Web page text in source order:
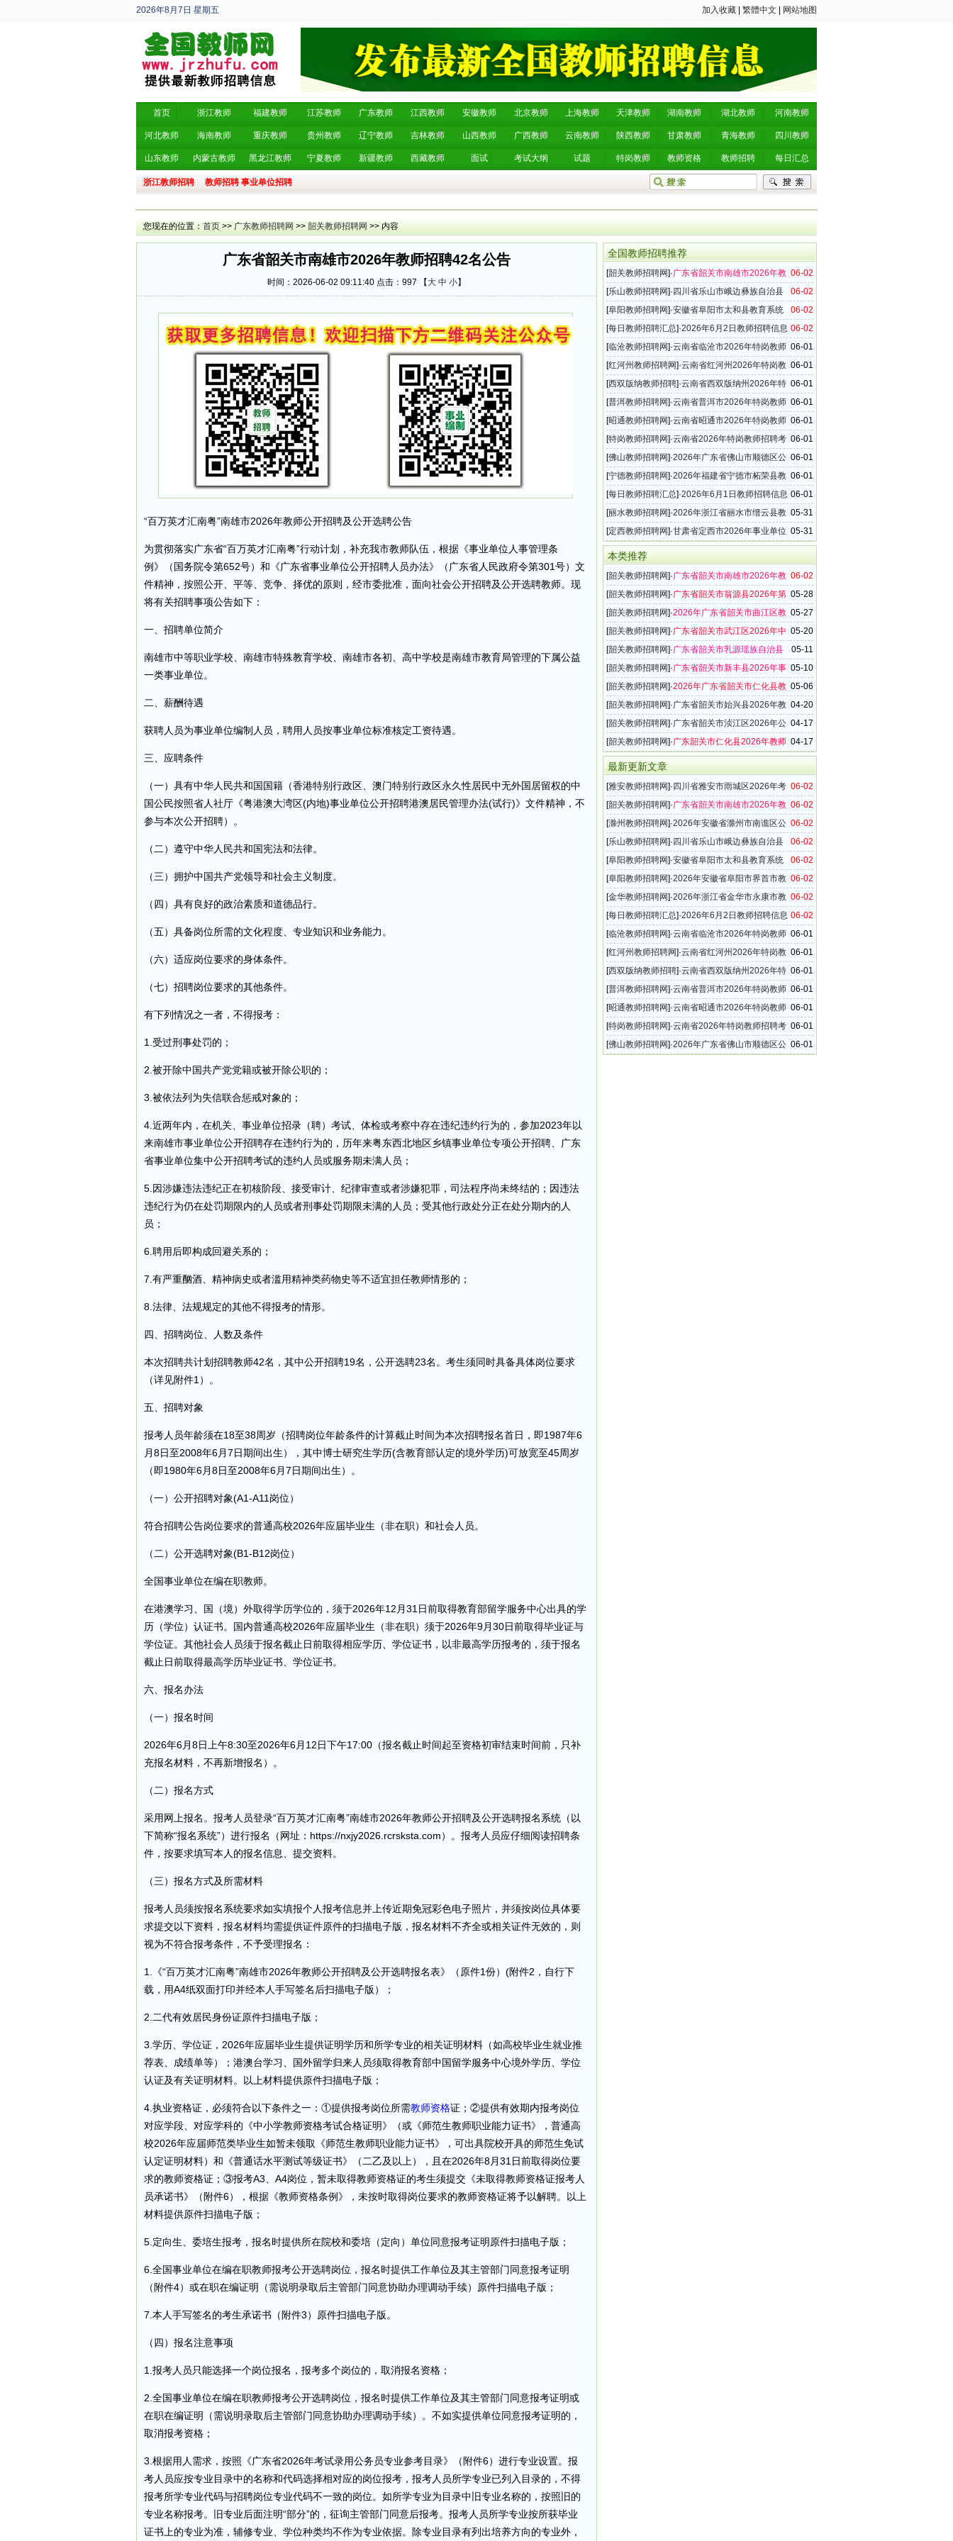
2026年8月7日 星期五
丙午年 六月廿五
加入收藏 繁體中文 网站地图
首页 浙江教师 福建教师 江苏教师 广东教师 江西教师 安徽教师 北京教师 上海教师 天津教师 湖南教师 湖北教师 河南教师
河北教师 海南教师 重庆教师 贵州教师 辽宁教师 吉林教师 山西教师 广西教师 云南教师 陕西教师 甘肃教师 青海教师 四川教师
山东教师 内蒙古教师 黑龙江教师 宁夏教师 新疆教师 西藏教师 面试 考试大纲 试题 特岗教师 教师资格 教师招聘 每日汇总
浙江教师招聘 教师招聘 事业单位招聘
您现在的位置： 首页 >> 广东教师招聘网 >> 韶关教师招聘网 >> 内容
广东省韶关市南雄市2026年教师招聘42名公告
时间：2026-06-02 09:11:40 点击： 997 【 大 中 小】
“百万英才汇南粤”南雄市2026年教师公开招聘及公开选聘公告
为贯彻落实广东省“百万英才汇南粤”行动计划，补充我市教师队伍，根据《事业单位人事管理条
例》（国务院令第652号）和《广东省事业单位公开招聘人员办法》（广东省人民政府令第301号）文
件精神，按照公开、平等、竞争、择优的原则，经市委批准，面向社会公开招聘及公开选聘教师。现
将有关招聘事项公告如下：
一、招聘单位简介
南雄市中等职业学校、南雄市特殊教育学校、南雄市各初、高中学校是南雄市教育局管理的下属公益
一类事业单位。
二、薪酬待遇
获聘人员为事业单位编制人员，聘用人员按事业单位标准核定工资待遇。
三、应聘条件
（一）具有中华人民共和国国籍（香港特别行政区、澳门特别行政区永久性居民中无外国居留权的中
国公民按照省人社厅《粤港澳大湾区(内地)事业单位公开招聘港澳居民管理办法(试行)》文件精神，不
参与本次公开招聘）。
（二）遵守中华人民共和国宪法和法律。
（三）拥护中国共产党领导和社会主义制度。
（四）具有良好的政治素质和道德品行。
（五）具备岗位所需的文化程度、专业知识和业务能力。
（六）适应岗位要求的身体条件。
（七）招聘岗位要求的其他条件。
有下列情况之一者，不得报考：
1.受过刑事处罚的；
2.被开除中国共产党党籍或被开除公职的；
3.被依法列为失信联合惩戒对象的；
4.近两年内，在机关、事业单位招录（聘）考试、体检或考察中存在违纪违约行为的，参加2023年以
来南雄市事业单位公开招聘存在违约行为的，历年来粤东西北地区乡镇事业单位专项公开招聘、广东
省事业单位集中公开招聘考试的违约人员或服务期未满人员；
5.因涉嫌违法违纪正在初核阶段、接受审计、纪律审查或者涉嫌犯罪，司法程序尚未终结的；因违法
违纪行为仍在处罚期限内的人员或者刑事处罚期限未满的人员；受其他行政处分正在处分期内的人
员；
6.聘用后即构成回避关系的；
7.有严重酗酒、精神病史或者滥用精神类药物史等不适宜担任教师情形的；
8.法律、法规规定的其他不得报考的情形。
四、招聘岗位、人数及条件
本次招聘共计划招聘教师42名，其中公开招聘19名，公开选聘23名。考生须同时具备具体岗位要求
（详见附件1）。
五、招聘对象
报考人员年龄须在18至38周岁（招聘岗位年龄条件的计算截止时间为本次招聘报名首日，即1987年6
月8日至2008年6月7日期间出生），其中博士研究生学历(含教育部认定的境外学历)可放宽至45周岁
（即1980年6月8日至2008年6月7日期间出生）。
（一）公开招聘对象(A1-A11岗位）
符合招聘公告岗位要求的普通高校2026年应届毕业生（非在职）和社会人员。
（二）公开选聘对象(B1-B12岗位）
全国事业单位在编在职教师。
在港澳学习、国（境）外取得学历学位的，须于2026年12月31日前取得教育部留学服务中心出具的学
历（学位）认证书。国内普通高校2026年应届毕业生（非在职）须于2026年9月30日前取得毕业证与
学位证。其他社会人员须于报名截止日前取得相应学历、学位证书，以非最高学历报考的，须于报名
截止日前取得最高学历毕业证书、学位证书。
六、报名办法
（一）报名时间
2026年6月8日上午8:30至2026年6月12日下午17:00（报名截止时间起至资格初审结束时间前，只补
充报名材料，不再新增报名）。
（二）报名方式
采用网上报名。报考人员登录“百万英才汇南粤”南雄市2026年教师公开招聘及公开选聘报名系统（以
下简称“报名系统”）进行报名（网址：https://nxjy2026.rcrsksta.com）。报考人员应仔细阅读招聘条
件，按要求填写本人的报名信息、提交资料。
（三）报名方式及所需材料
报考人员须按报名系统要求如实填报个人报考信息并上传近期免冠彩色电子照片，并须按岗位具体要
求提交以下资料，报名材料均需提供证件原件的扫描电子版，报名材料不齐全或相关证件无效的，则
视为不符合报考条件，不予受理报名：
1.《“百万英才汇南粤”南雄市2026年教师公开招聘及公开选聘报名表》（原件1份）(附件2，自行下
载，用A4纸双面打印并经本人手写签名后扫描电子版）；
2.二代有效居民身份证原件扫描电子版；
3.学历、学位证，2026年应届毕业生提供证明学历和所学专业的相关证明材料（如高校毕业生就业推
荐表、成绩单等）；港澳台学习、国外留学归来人员须取得教育部中国留学服务中心境外学历、学位
认证及有关证明材料。以上材料提供原件扫描电子版；
4.执业资格证，必须符合以下条件之一：①提供报考岗位所需教师资格证；②提供有效期内报考岗位
对应学段、对应学科的《中小学教师资格考试合格证明》（或《师范生教师职业能力证书》，普通高
校2026年应届师范类毕业生如暂未领取《师范生教师职业能力证书》，可出具院校开具的师范生免试
认定证明材料）和《普通话水平测试等级证书》（二乙及以上），且在2026年8月31日前取得岗位要
求的教师资格证；③报考A3、A4岗位，暂未取得教师资格证的考生须提交《未取得教师资格证报考人
员承诺书》（附件6），根据《教师资格条例》，未按时取得岗位要求的教师资格证将予以解聘。以上
材料提供原件扫描电子版；
5.定向生、委培生报考，报名时提供所在院校和委培（定向）单位同意报考证明原件扫描电子版；
6.全国事业单位在编在职教师报考公开选聘岗位，报名时提供工作单位及其主管部门同意报考证明
（附件4）或在职在编证明（需说明录取后主管部门同意协助办理调动手续）原件扫描电子版；
7.本人手写签名的考生承诺书（附件3）原件扫描电子版。
（四）报名注意事项
1.报考人员只能选择一个岗位报名，报考多个岗位的，取消报名资格；
2.全国事业单位在编在职教师报考公开选聘岗位，报名时提供工作单位及其主管部门同意报考证明或
在职在编证明（需说明录取后主管部门同意协助办理调动手续）。不如实提供单位同意报考证明的，
取消报考资格；
3.根据用人需求，按照《广东省2026年考试录用公务员专业参考目录》（附件6）进行专业设置。报
考人员应按专业目录中的名称和代码选择相对应的岗位报考，报考人员所学专业已列入目录的，不得
报考所学专业代码与招聘岗位专业代码不一致的岗位。如所学专业为目录中旧专业名称的，按照旧的
专业名称报考。旧专业后面注明“部分”的，征询主管部门同意后报考。报考人员所学专业按所获毕业
证书上的专业为准，辅修专业、学位种类均不作为专业依据。除专业目录有列出培养方向的专业外，
全国教师招聘推荐
06-02
[韶关教师招聘网]·广东省韶关市南雄市2026年教
师招聘42名公告
06-02
[乐山教师招聘网]· 四川省乐山市峨边彝族自治县
2026年上半年公开考核招聘教师公告
06-02
[阜阳教师招聘网]·安徽省阜阳市太和县教育系统
2026年教师招聘30名公告
06-02
[每日教师招聘汇总]·2026年6月2日教师招聘信息
汇总（28条）
06-01
[临沧教师招聘网]·云南省临沧市2026年特岗教师
招聘考试的公告
06-01
[红河州教师招聘网]·云南省红河州2026年特岗教
师招聘考试的公告
06-01
[西双版纳教师招聘]·云南省西双版纳州2026年特
岗教师招聘考试的公告
06-01
[普洱教师招聘网]·云南省普洱市2026年特岗教师
招聘考试的公告
06-01
[昭通教师招聘网]·云南省昭通市2026年特岗教师
招聘考试的公告
06-01
[特岗教师招聘网]·云南省2026年特岗教师招聘考
试的公告
06-01
[佛山教师招聘网]·2026年广东省佛山市顺德区公
办中小学教师招聘89名公告
06-01
[宁德教师招聘网]·2026年福建省宁德市柘荣县教
育局下属学校教师招聘公告（二）
06-01
[每日教师招聘汇总]·2026年6月1日教师招聘信息
汇总（25条）
05-31
[丽水教师招聘网]·2026年浙江省丽水市缙云县教
育局下属学校教师招聘7名公告
05-31
[定西教师招聘网]·甘肃省定西市2026年事业单位
教师招聘公告
本类推荐
06-02
[韶关教师招聘网]·广东省韶关市南雄市2026年教
师招聘42名公告
05-28
[韶关教师招聘网]·广东省韶关市翁源县2026年第
三批教师招聘10名公告
05-27
[韶关教师招聘网]·2026年广东省韶关市曲江区教
师招聘19名公告
05-20
[韶关教师招聘网]·广东省韶关市武江区2026年中
小学教师招聘106名公告
05-11
[韶关教师招聘网]·广东省韶关市乳源瑶族自治县
2026年第二批事业编制教师招聘27名公告
05-10
[韶关教师招聘网]·广东省韶关市新丰县2026年事
业编制教师招聘39名公告
05-06
[韶关教师招聘网]·2026年广东省韶关市仁化县教
师招聘9名公告
04-20
[韶关教师招聘网]·广东省韶关市始兴县2026年教
师招聘20名公告
04-17
[韶关教师招聘网]·广东省韶关市浈江区2026年公
办教师招聘90名公告
04-17
[韶关教师招聘网]·广东韶关市仁化县2026年教师
招聘19名公告
最新更新文章
06-02
[雅安教师招聘网]· 四川省雅安市雨城区2026年考
核招聘四川省公费师范毕业生的公告
06-02
[韶关教师招聘网]·广东省韶关市南雄市2026年教
师招聘42名公告
06-02
[滁州教师招聘网]·2026年安徽省滁州市南谯区公
开选调教师公告
06-02
[乐山教师招聘网]· 四川省乐山市峨边彝族自治县
2026年上半年公开考核招聘教师公告
06-02
[阜阳教师招聘网]·安徽省阜阳市太和县教育系统
2026年教师招聘30名公告
06-02
[阜阳教师招聘网]·2026年安徽省阜阳市界首市教
育系统公开选调市外在编高中教师公告
06-02
[金华教师招聘网]·2026年浙江省金华市永康市教
育系统公开招聘体育教师公告
06-02
[每日教师招聘汇总]·2026年6月2日教师招聘信息
汇总（28条）
06-01
[临沧教师招聘网]·云南省临沧市2026年特岗教师
招聘考试的公告
06-01
[红河州教师招聘网]·云南省红河州2026年特岗教
师招聘考试的公告
06-01
[西双版纳教师招聘]·云南省西双版纳州2026年特
岗教师招聘考试的公告
06-01
[普洱教师招聘网]·云南省普洱市2026年特岗教师
招聘考试的公告
06-01
[昭通教师招聘网]·云南省昭通市2026年特岗教师
招聘考试的公告
06-01
[特岗教师招聘网]·云南省2026年特岗教师招聘考
试的公告
06-01
[佛山教师招聘网]·2026年广东省佛山市顺德区公